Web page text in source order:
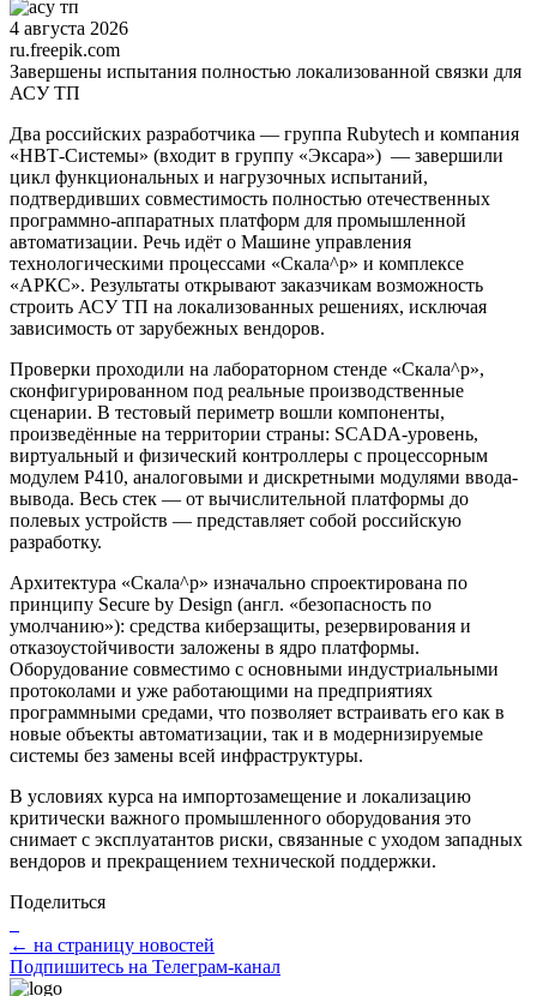
4 августа 2026
ru.freepik.com
Завершены испытания полностью локализованной связки для
АСУ ТП
Два российских разработчика — группа Rubytech и компания
«НВТ-Системы» (входит в группу «Эксара») — завершили
цикл функциональных и нагрузочных испытаний,
подтвердивших совместимость полностью отечественных
программно-аппаратных платформ для промышленной
автоматизации. Речь идёт о Машине управления
технологическими процессами «Скала^р» и комплексе
«АРКС». Результаты открывают заказчикам возможность
строить АСУ ТП на локализованных решениях, исключая
зависимость от зарубежных вендоров.
Проверки проходили на лабораторном стенде «Скала^р»,
сконфигурированном под реальные производственные
сценарии. В тестовый периметр вошли компоненты,
произведённые на территории страны: SCADA-уровень,
виртуальный и физический контроллеры с процессорным
модулем P410, аналоговыми и дискретными модулями ввода-
вывода. Весь стек — от вычислительной платформы до
полевых устройств — представляет собой российскую
разработку.
Архитектура «Скала^р» изначально спроектирована по
принципу Secure by Design (англ. «безопасность по
умолчанию»): средства киберзащиты, резервирования и
отказоустойчивости заложены в ядро платформы.
Оборудование совместимо с основными индустриальными
протоколами и уже работающими на предприятиях
программными средами, что позволяет встраивать его как в
новые объекты автоматизации, так и в модернизируемые
системы без замены всей инфраструктуры.
В условиях курса на импортозамещение и локализацию
критически важного промышленного оборудования это
снимает с эксплуатантов риски, связанные с уходом западных
вендоров и прекращением технической поддержки.
Поделиться
← на страницу новостей
Подпишитесь на Телеграм-канал